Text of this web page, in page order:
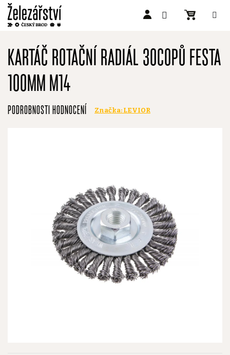
obsah
KARTÁČ ROTAČNÍ RADIÁL 30COPŮ FESTA
100MM M14
Průměrné
hodnocení
PODROBNOSTI HODNOCENÍ Značka: LEVIOR